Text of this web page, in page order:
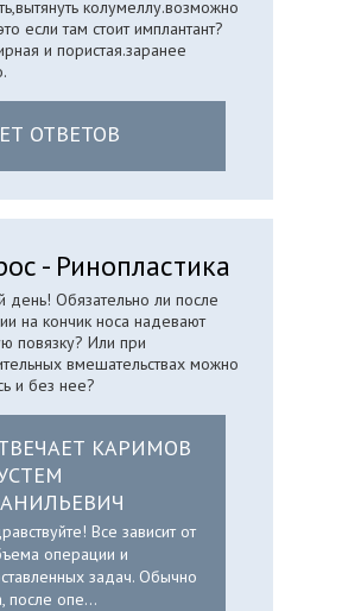
колумеллу.возможно
если там стоит имплантант?
и пористая.заранее
ОТВЕТОВ
- Ринопластика
Обязательно ли после
на кончик носа надевают
повязку? Или при
вмешательствах можно
и без нее?
КАРИМОВ
Все зависит от
операции и
задач. Обычно
после опе...